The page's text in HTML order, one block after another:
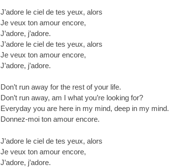
J’adore le ciel de tes yeux, alors
Je veux ton amour encore,
J’adore, j’adore.
J’adore le ciel de tes yeux, alors
Je veux ton amour encore,
J’adore, j’adore.
Don’t run away for the rest of your life.
Don’t run away, am I what you’re looking for?
Everyday you are here in my mind, deep in my mind.
Donnez-moi ton amour encore.
J’adore le ciel de tes yeux, alors
Je veux ton amour encore,
J’adore, j’adore.